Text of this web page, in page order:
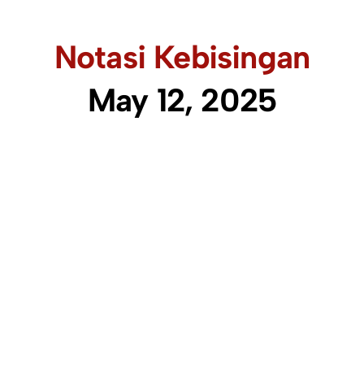
Notasi Kebisingan
May 12, 2025